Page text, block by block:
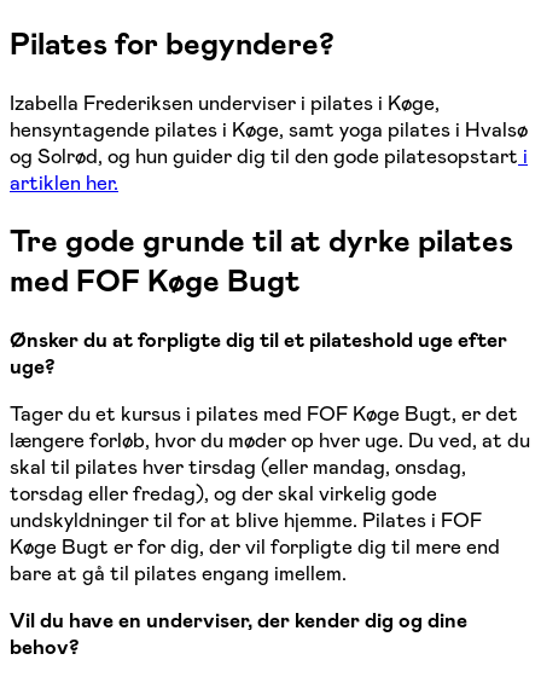
Pilates for begyndere?
Izabella Frederiksen underviser i pilates i Køge,
hensyntagende pilates i Køge, samt yoga pilates i Hvalsø
og Solrød, og hun guider dig til den gode pilatesopstart i
artiklen her.
Tre gode grunde til at dyrke pilates
med FOF Køge Bugt
Ønsker du at forpligte dig til et pilateshold uge efter
uge?
Tager du et kursus i pilates med FOF Køge Bugt, er det
længere forløb, hvor du møder op hver uge. Du ved, at du
skal til pilates hver tirsdag (eller mandag, onsdag,
torsdag eller fredag), og der skal virkelig gode
undskyldninger til for at blive hjemme. Pilates i FOF
Køge Bugt er for dig, der vil forpligte dig til mere end
bare at gå til pilates engang imellem.
Vil du have en underviser, der kender dig og dine
behov?